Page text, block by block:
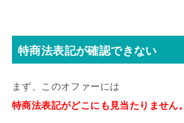
特商法表記が確認できない
まず、このオファーには
特商法表記がどこにも見当たりません。